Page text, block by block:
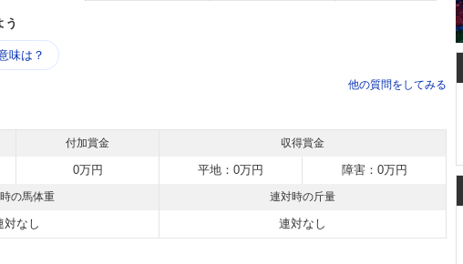
う
味は？
他の質問をしてみる
付加賞金 収得賞金
0万円 平地：0万円 障害：0万円
の馬体重 連対時の斤量
対なし 連対なし